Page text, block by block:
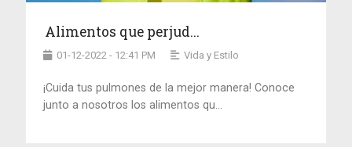
Alimentos que perjud...
01-12-2022 - 12:41 PM Vida y Estilo
¡Cuida tus pulmones de la mejor manera! Conoce
junto a nosotros los alimentos qu...